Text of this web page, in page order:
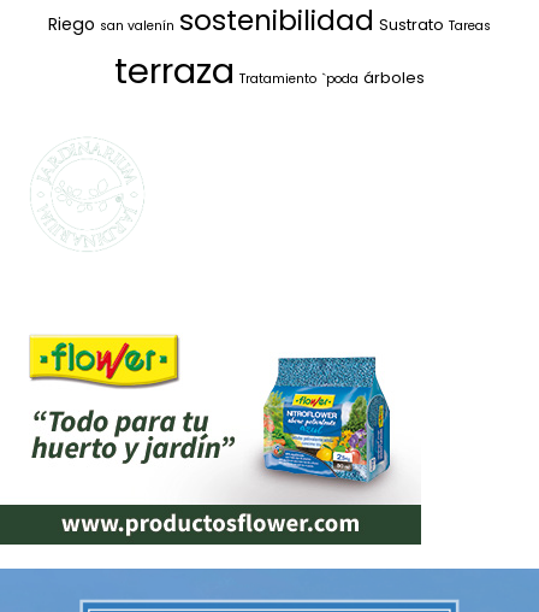
Riego san valenín sostenibilidad Sustrato Tareas
terraza Tratamiento `poda árboles